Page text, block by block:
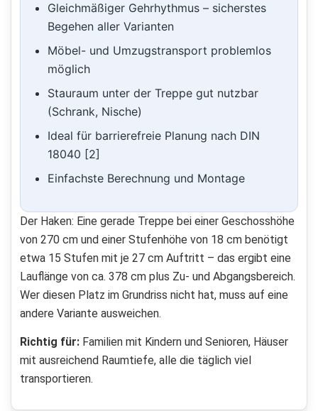
Gleichmäßiger Gehrhythmus – sicherstes
Begehen aller Varianten
Möbel- und Umzugstransport problemlos
möglich
Stauraum unter der Treppe gut nutzbar
(Schrank, Nische)
Ideal für barrierefreie Planung nach DIN
18040 [2]
Einfachste Berechnung und Montage
Der Haken: Eine gerade Treppe bei einer Geschosshöhe
von 270 cm und einer Stufenhöhe von 18 cm benötigt
etwa 15 Stufen mit je 27 cm Auftritt – das ergibt eine
Lauflänge von ca. 378 cm plus Zu- und Abgangsbereich.
Wer diesen Platz im Grundriss nicht hat, muss auf eine
andere Variante ausweichen.
Richtig für: Familien mit Kindern und Senioren, Häuser
mit ausreichend Raumtiefe, alle die täglich viel
transportieren.